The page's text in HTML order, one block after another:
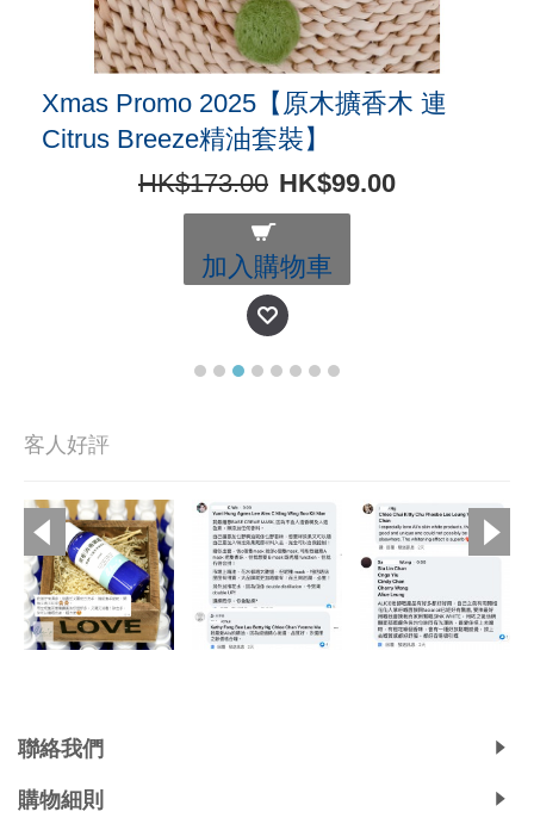
Xmas Promo 2025【原木擴香木 連
Citrus Breeze精油套裝】
HK$173.00 HK$99.00
加入購物車
客人好評
聯絡我們
購物細則